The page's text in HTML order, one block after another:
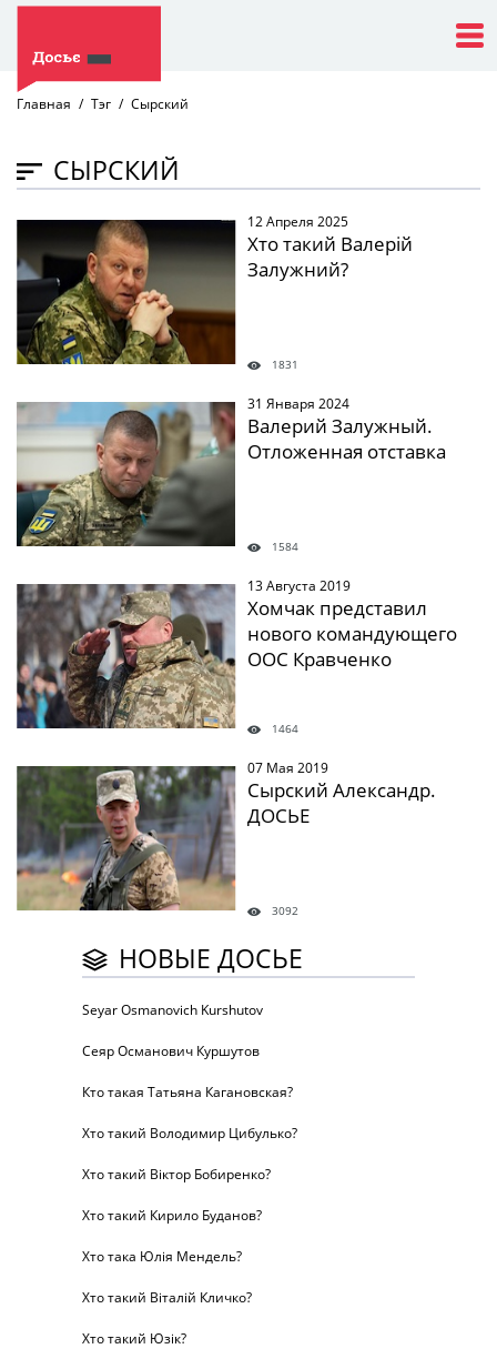
Главная Тэг Сырский
СЫРСКИЙ
12 Апреля 2025
Хто такий Валерій
Залужний?
1831
" /> 31 Января 2024
Валерий Залужный.
Отложенная отставка
1584
" /> 13 Августа 2019
Хомчак представил
нового командующего
ООС Кравченко
1464
" /> 07 Мая 2019
Сырский Александр.
ДОСЬЕ
3092
НОВЫЕ ДОСЬЕ
Seyar Osmanovich Kurshutov
Сеяр Османович Куршутов
Кто такая Татьяна Кагановская?
Хто такий Володимир Цибулько?
Хто такий Віктор Бобиренко?
Хто такий Кирило Буданов?
Хто така Юлія Мендель?
Хто такий Віталій Кличко?
Хто такий Юзік?